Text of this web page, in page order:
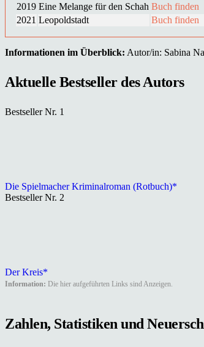
2019 Eine Melange für den Schah Buch finden
2021 Leopoldstadt Buch finden
Informationen im Überblick: Autor/in: Sabina
Aktuelle Bestseller des Autors
Bestseller Nr. 1
Die Spielmacher Kriminalroman (Rotbuch)*
Bestseller Nr. 2
Der Kreis*
Information: Die hier aufgeführten Links sind Anzeigen.
Zahlen, Statistiken und